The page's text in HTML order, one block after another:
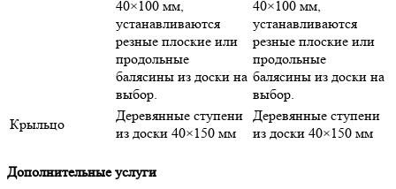
40×100 мм,
устанавливаются
резные плоские или
продольные
балясины из доски на
выбор.
40×100 мм,
устанавливаются
резные плоские или
продольные
балясины из доски на
выбор.
Крыльцо
Деревянные ступени
из доски 40×150 мм
Деревянные ступени
из доски 40×150 мм
Дополнительные услуги